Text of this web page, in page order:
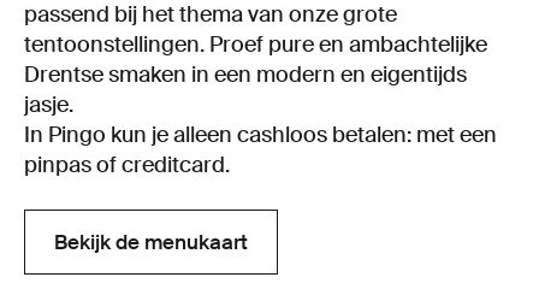
passend bij het thema van onze grote
tentoonstellingen. Proef pure en ambachtelijke
Drentse smaken in een modern en eigentijds
jasje.
In Pingo kun je alleen cashloos betalen: met een
pinpas of creditcard.
Bekijk de menukaart
Bekijk de menukaart